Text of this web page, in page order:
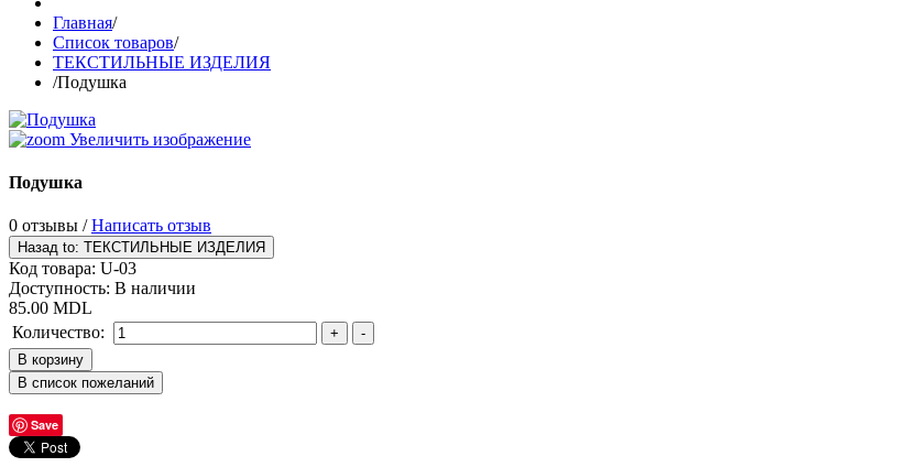
Главная/
Список товаров/
ТЕКСТИЛЬНЫЕ ИЗДЕЛИЯ
/Подушка
Увеличить изображение
Подушка
0 отзывы /Написать отзыв
Код товара: U-03
Доступность: В наличии
85.00 MDL
Количество:
Save